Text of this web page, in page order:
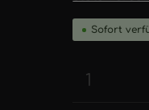
Sofort